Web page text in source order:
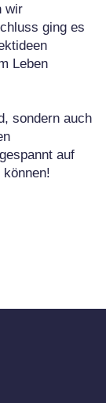
wir
ging es
Leben
sondern auch
auf